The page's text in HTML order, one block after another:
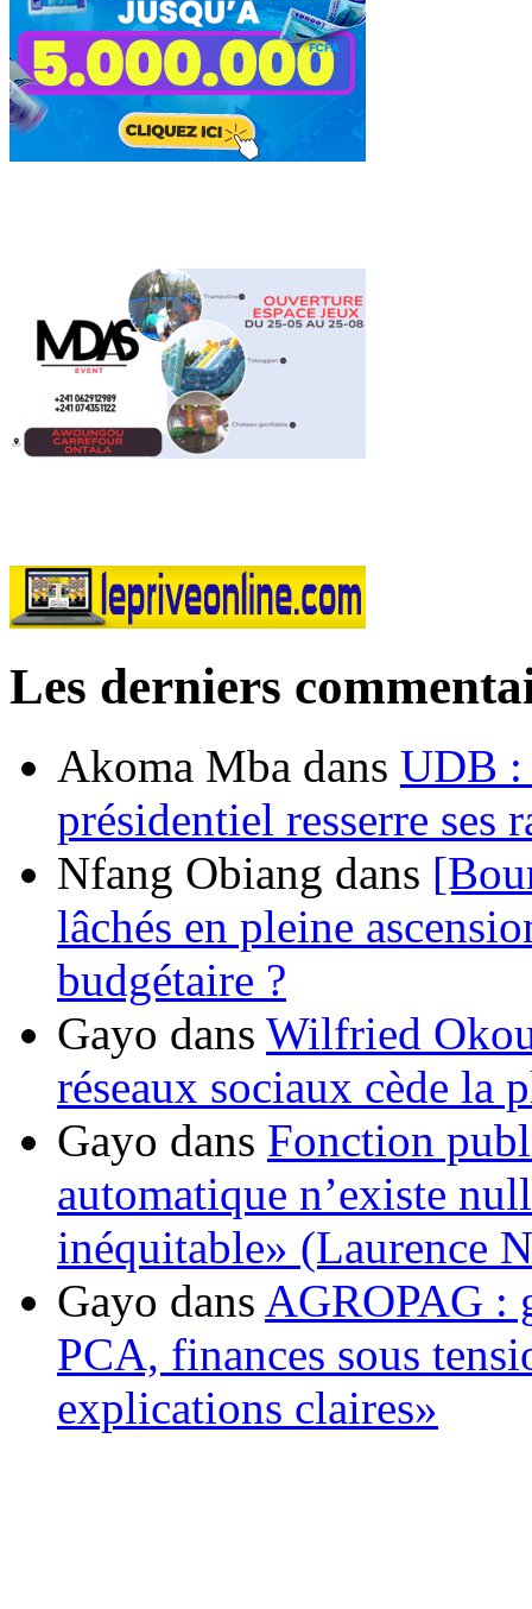
Les derniers
Akoma Mba dans UDB :
présidentiel resserre ses
Nfang Obiang dans
lâchés en pleine
budgétaire ?
Gayo dans Wilfried
réseaux sociaux cède la
Gayo dans Fonction
automatique n’existe
inéquitable» (Laurence
Gayo dans AGROPAG :
PCA, finances sous
explications claires»